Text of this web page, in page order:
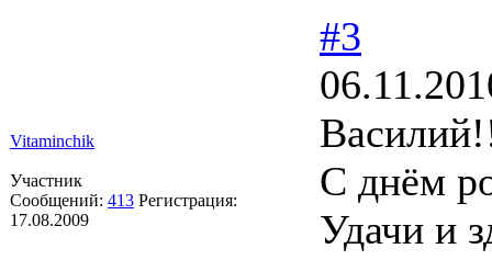
Vitaminchik
Участник
Сообщений: 413 Регистрация:
17.08.2009
#3
С днём
Удачи и